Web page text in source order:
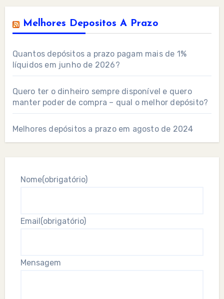
Melhores Depositos A Prazo
Quantos depósitos a prazo pagam mais de 1%
líquidos em junho de 2026?
Quero ter o dinheiro sempre disponível e quero
manter poder de compra – qual o melhor depósito?
Melhores depósitos a prazo em agosto de 2024
Nome(obrigatório)
Email (obrigatório)
Mensagem